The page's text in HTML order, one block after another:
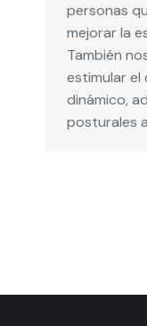
personas
mejorar la
También
estimular
dinámico,
posturales